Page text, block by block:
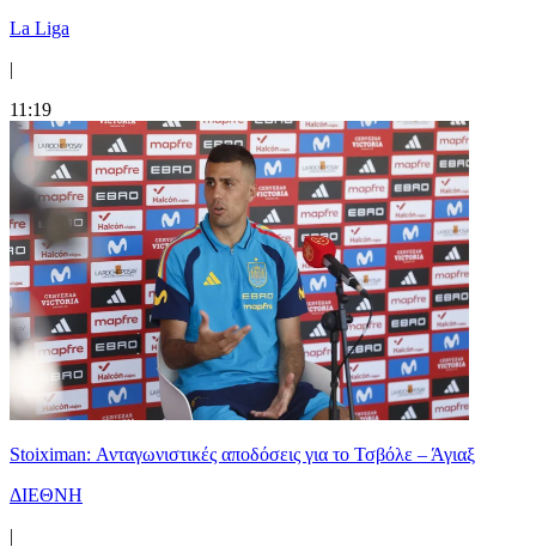
La Liga
|
11:19
Stoiximan: Ανταγωνιστικές αποδόσεις για το Τσβόλε – Άγιαξ
ΔΙΕΘΝΗ
|